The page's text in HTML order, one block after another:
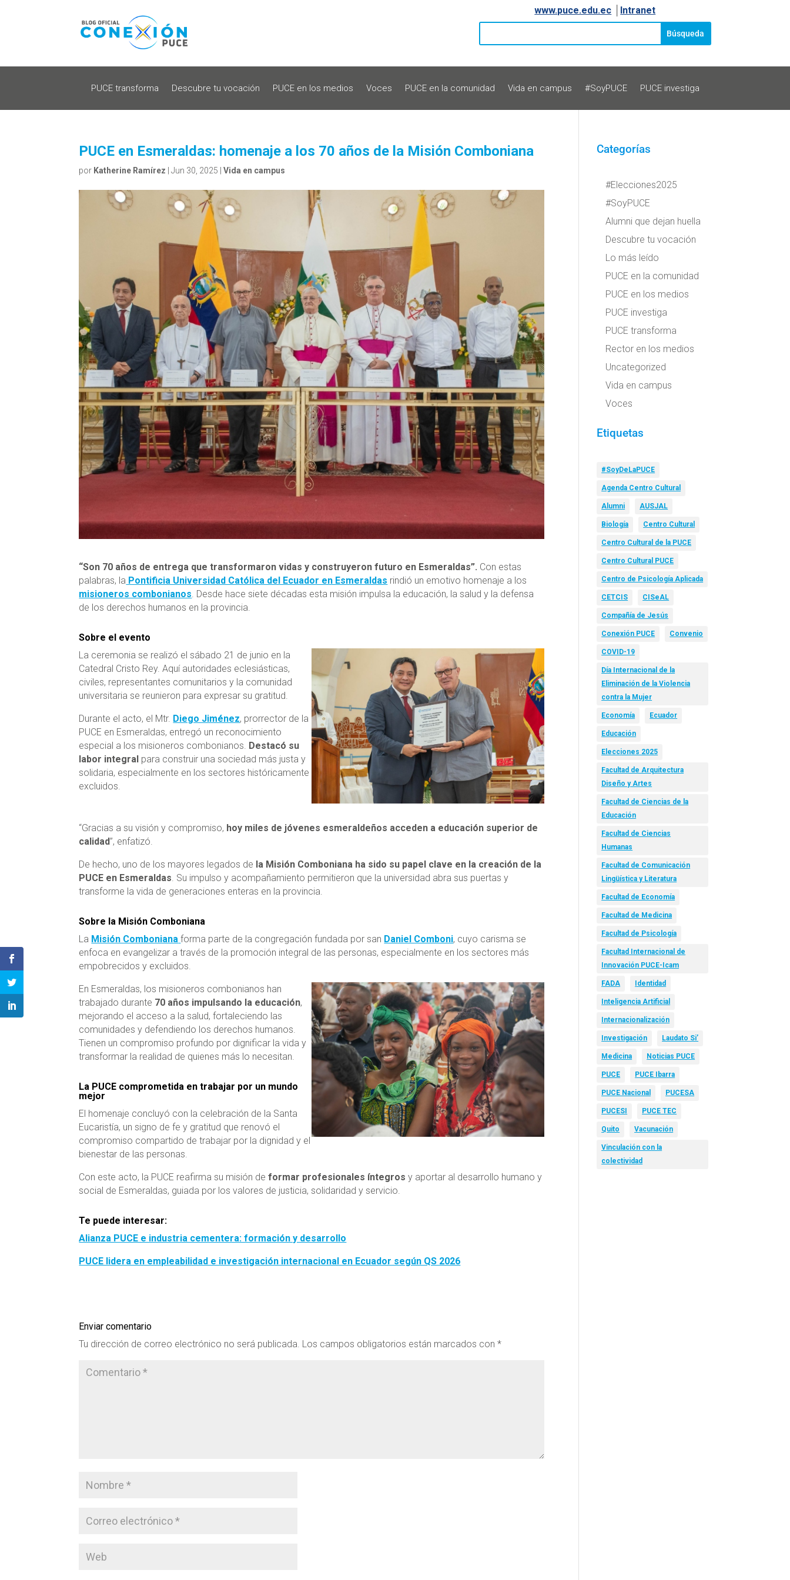
www.puce.edu.ec Intranet
PUCE transforma Descubre tu vocación PUCE en los medios Voces PUCE en la comunidad Vida en campus #SoyPUCE PUCE investiga
PUCE en Esmeraldas: homenaje a los 70 años de la Misión Comboniana
por Katherine Ramírez |Jun 30, 2025 |Vida en campus
“Son 70 años de entrega que transformaron vidas y construyeron futuro en Esmeraldas”. Con estas
palabras, la Pontificia Universidad Católica del Ecuador en Esmeraldas rindió un emotivo homenaje a los
misioneros combonianos. Desde hace siete décadas esta misión impulsa la educación, la salud y la defensa
de los derechos humanos en la provincia.
Sobre el evento
La ceremonia se realizó el sábado 21 de junio en la
Catedral Cristo Rey. Aquí autoridades eclesiásticas,
civiles, representantes comunitarios y la comunidad
universitaria se reunieron para expresar su gratitud.
Durante el acto, el Mtr. Diego Jiménez, prorrector de la
PUCE en Esmeraldas, entregó un reconocimiento
especial a los misioneros combonianos. Destacó su
labor integral para construir una sociedad más justa y
solidaria, especialmente en los sectores históricamente
excluidos.
“Gracias a su visión y compromiso, hoy miles de jóvenes esmeraldeños acceden a educación superior de
calidad”, enfatizó.
De hecho, uno de los mayores legados de la Misión Comboniana ha sido su papel clave en la creación de la
PUCE en Esmeraldas . Su impulso y acompañamiento permitieron que la universidad abra sus puertas y
transforme la vida de generaciones enteras en la provincia.
Sobre la Misión Comboniana
La Misión Comboniana forma parte de la congregación fundada por san Daniel Comboni, cuyo carisma se
enfoca en evangelizar a través de la promoción integral de las personas, especialmente en los sectores más
empobrecidos y excluidos.
En Esmeraldas, los misioneros combonianos han
trabajado durante 70 años impulsando la educación,
mejorando el acceso a la salud, fortaleciendo las
comunidades y defendiendo los derechos humanos.
Tienen un compromiso profundo por dignificar la vida y
transformar la realidad de quienes más lo necesitan.
La PUCE comprometida en trabajar por un mundo
mejor
El homenaje concluyó con la celebración de la Santa
Eucaristía, un signo de fe y gratitud que renovó el
compromiso compartido de trabajar por la dignidad y el
bienestar de las personas.
Con este acto, la PUCE reafirma su misión deformar profesionales íntegrosy aportar al desarrollo humano y
social de Esmeraldas, guiada por los valores de justicia, solidaridad y servicio.
Te puede interesar:
Alianza PUCE e industria cementera: formación y desarrollo
PUCE lidera en empleabilidad e investigación internacional en Ecuador según QS 2026
Enviar comentario
Tu dirección de correo electrónico no será publicada. Los campos obligatorios están marcados con*
Categorías
#Elecciones2025
#SoyPUCE
Alumni que dejan huella
Descubre tu vocación
Lo más leído
PUCE en la comunidad
PUCE en los medios
PUCE investiga
PUCE transforma
Rector en los medios
Uncategorized
Vida en campus
Voces
Etiquetas
#SoyDeLaPUCE
Agenda Centro Cultural
Alumni AUSJAL
Biología Centro Cultural
Centro Cultural de la PUCE
Centro Cultural PUCE
Centro de Psicología Aplicada
CETCIS CISeAL
Compañía de Jesús
Conexión PUCE Convenio
COVID-19
Día Internacional de la
Eliminación de la Violencia
contra la Mujer
Economía Ecuador
Educación
Elecciones 2025
Facultad de Arquitectura
Diseño y Artes
Facultad de Ciencias de la
Educación
Facultad de Ciencias
Humanas
Facultad de Comunicación
Lingüística y Literatura
Facultad de Economía
Facultad de Medicina
Facultad de Psicología
Facultad Internacional de
Innovación PUCE-Icam
FADA Identidad
Inteligencia Artificial
Internacionalización
Investigación Laudato Si’
Medicina Noticias PUCE
PUCE PUCE Ibarra
PUCE Nacional PUCESA
PUCESI PUCE TEC
Quito Vacunación
Vinculación con la
colectividad